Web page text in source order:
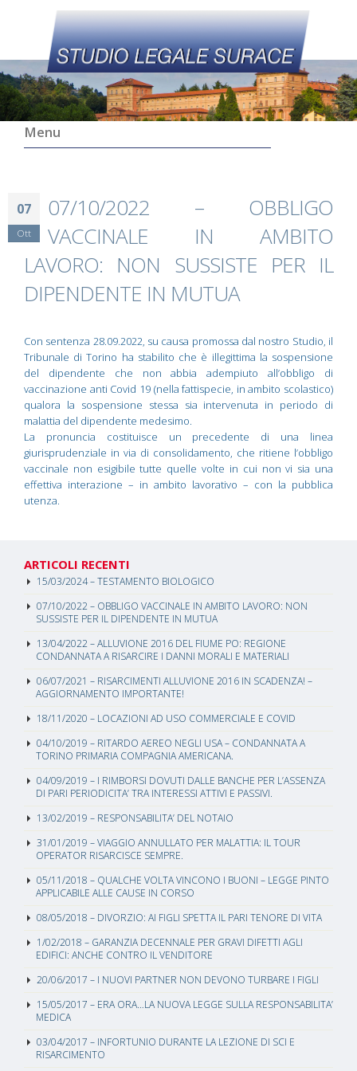
Menu
07
Ott
07/10/2022 – OBBLIGO
VACCINALE IN AMBITO
LAVORO: NON SUSSISTE PER IL
DIPENDENTE IN MUTUA
Con sentenza 28.09.2022, su causa promossa dal nostro Studio, il
Tribunale di Torino ha stabilito che è illegittima la sospensione
del dipendente che non abbia adempiuto all’obbligo di
vaccinazione anti Covid 19 (nella fattispecie, in ambito scolastico)
qualora la sospensione stessa sia intervenuta in periodo di
malattia del dipendente medesimo.
La pronuncia costituisce un precedente di una linea
giurisprudenziale in via di consolidamento, che ritiene l’obbligo
vaccinale non esigibile tutte quelle volte in cui non vi sia una
effettiva interazione – in ambito lavorativo – con la pubblica
utenza.
ARTICOLI RECENTI
15/03/2024 – TESTAMENTO BIOLOGICO
07/10/2022 – OBBLIGO VACCINALE IN AMBITO LAVORO: NON
SUSSISTE PER IL DIPENDENTE IN MUTUA
13/04/2022 – ALLUVIONE 2016 DEL FIUME PO: REGIONE
CONDANNATA A RISARCIRE I DANNI MORALI E MATERIALI
06/07/2021 – RISARCIMENTI ALLUVIONE 2016 IN SCADENZA! –
AGGIORNAMENTO IMPORTANTE!
18/11/2020 – LOCAZIONI AD USO COMMERCIALE E COVID
04/10/2019 – RITARDO AEREO NEGLI USA – CONDANNATA A
TORINO PRIMARIA COMPAGNIA AMERICANA.
04/09/2019 – I RIMBORSI DOVUTI DALLE BANCHE PER L’ASSENZA
DI PARI PERIODICITA’ TRA INTERESSI ATTIVI E PASSIVI.
13/02/2019 – RESPONSABILITA’ DEL NOTAIO
31/01/2019 – VIAGGIO ANNULLATO PER MALATTIA: IL TOUR
OPERATOR RISARCISCE SEMPRE.
05/11/2018 – QUALCHE VOLTA VINCONO I BUONI – LEGGE PINTO
APPLICABILE ALLE CAUSE IN CORSO
08/05/2018 – DIVORZIO: AI FIGLI SPETTA IL PARI TENORE DI VITA
1/02/2018 – GARANZIA DECENNALE PER GRAVI DIFETTI AGLI
EDIFICI: ANCHE CONTRO IL VENDITORE
20/06/2017 – I NUOVI PARTNER NON DEVONO TURBARE I FIGLI
15/05/2017 – ERA ORA…LA NUOVA LEGGE SULLA RESPONSABILITA’
MEDICA
03/04/2017 – INFORTUNIO DURANTE LA LEZIONE DI SCI E
RISARCIMENTO